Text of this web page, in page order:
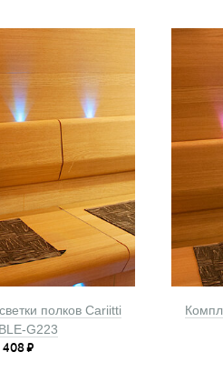
полков Cariitti
G223
408₽